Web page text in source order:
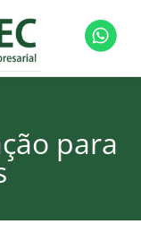
para